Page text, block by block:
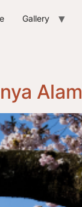
Gallery
Alam